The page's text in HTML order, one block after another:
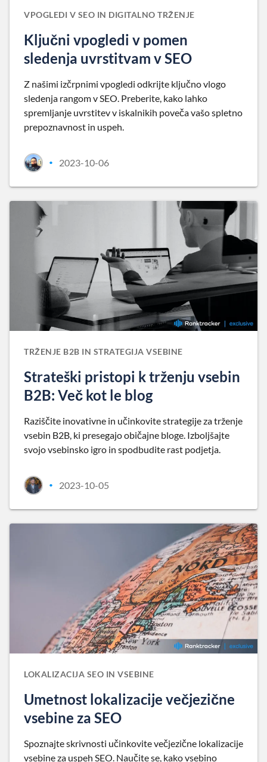
VPOGLEDI V SEO IN DIGITALNO TRŽENJE
Ključni vpogledi v pomen
sledenja uvrstitvam v SEO
Z našimi izčrpnimi vpogledi odkrijte ključno vlogo
sledenja rangom v SEO. Preberite, kako lahko
spremljanje uvrstitev v iskalnikih poveča vašo spletno
prepoznavnost in uspeh.
• 2023-10-06
TRŽENJE B2B IN STRATEGIJA VSEBINE
Strateški pristopi k trženju vsebin
B2B: Več kot le blog
Raziščite inovativne in učinkovite strategije za trženje
vsebin B2B, ki presegajo običajne bloge. Izboljšajte
svojo vsebinsko igro in spodbudite rast podjetja.
• 2023-10-05
LOKALIZACIJA SEO IN VSEBINE
Umetnost lokalizacije večjezične
vsebine za SEO
Spoznajte skrivnosti učinkovite večjezične lokalizacije
vsebine za uspeh SEO. Naučite se, kako vsebino